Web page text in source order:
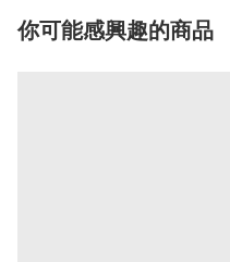
你可能感興趣的商品